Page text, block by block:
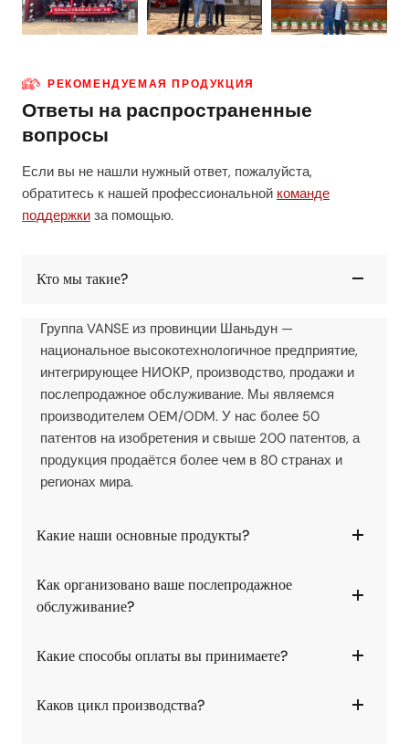
РЕКОМЕНДУЕМАЯ ПРОДУКЦИЯ
Ответы на распространенные
вопросы
Если вы не нашли нужный ответ, пожалуйста,
обратитесь к нашей профессиональной команде
поддержки за помощью.
Кто мы такие?
Группа VANSE из провинции Шаньдун —
национальное высокотехнологичное предприятие,
интегрирующее НИОКР, производство, продажи и
послепродажное обслуживание. Мы являемся
производителем OEM/ODM. У нас более 50
патентов на изобретения и свыше 200 патентов, а
продукция продаётся более чем в 80 странах и
регионах мира.
Какие наши основные продукты?
Как организовано ваше послепродажное
обслуживание?
Какие способы оплаты вы принимаете?
Каков цикл производства?